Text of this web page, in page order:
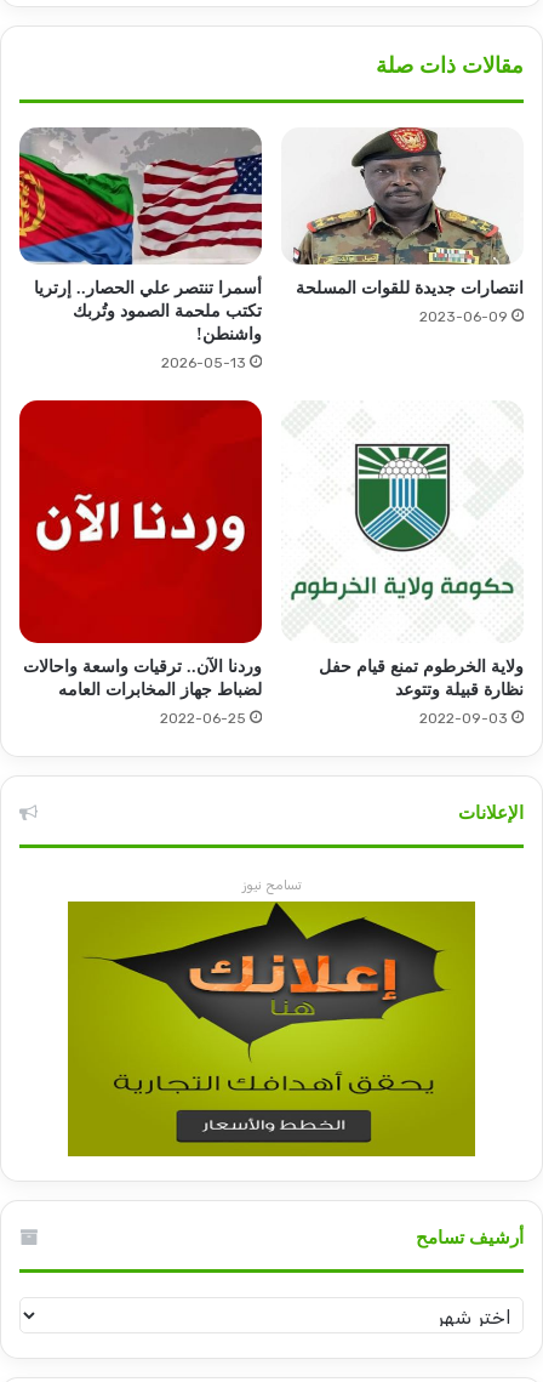
مقالات ذات صلة
انتصارات جديدة للقوات المسلحة
2023-06-09
أسمرا تنتصر علي الحصار.. إرتريا
تكتب ملحمة الصمود وتُربك
واشنطن!
2026-05-13
ولاية الخرطوم تمنع قيام حفل
نظارة قبيلة وتتوعد
2022-09-03
وردنا الآن.. ترقيات واسعة واحالات
لضباط جهاز المخابرات العامه
2022-06-25
الإعلانات
تسامح نيوز
أرشيف تسامح
أرشيف
تسامح